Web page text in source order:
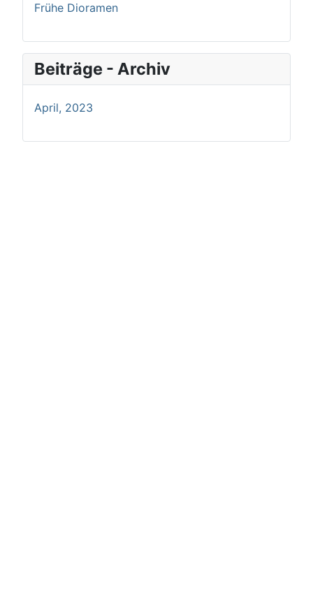
Frühe Dioramen
Beiträge - Archiv
April, 2023